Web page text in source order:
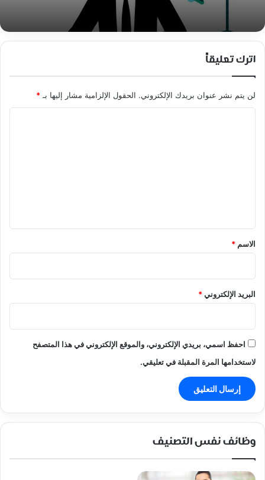
اترك تعليقاً
لن يتم نشر عنوان بريدك الإلكتروني. الحقول الإلزامية مشار إليها بـ *
*
الاسم *
البريد الإلكتروني*
احفظ اسمي، بريدي الإلكتروني، والموقع الإلكتروني في هذا المتصفح
لاستخدامها المرة المقبلة في تعليقي.
وظائف نفس التصنيف